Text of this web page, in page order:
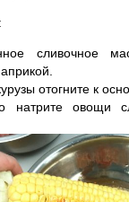
сливочное
отогните к
натрите овощи